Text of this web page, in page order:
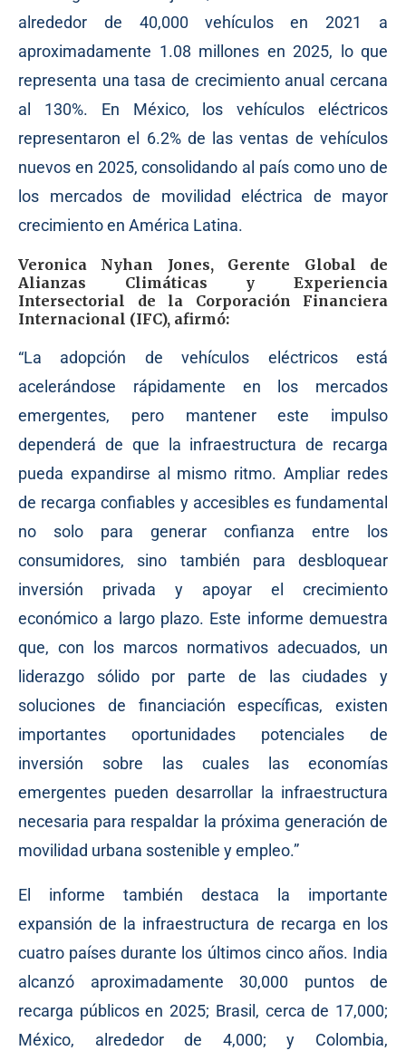
alrededor de 40,000 vehículos en 2021 a
aproximadamente 1.08 millones en 2025, lo que
representa una tasa de crecimiento anual cercana
al 130%. En México, los vehículos eléctricos
representaron el 6.2% de las ventas de vehículos
nuevos en 2025, consolidando al país como uno de
los mercados de movilidad eléctrica de mayor
crecimiento en América Latina.
Veronica Nyhan Jones, Gerente Global de
Alianzas Climáticas y Experiencia
Intersectorial de la Corporación Financiera
Internacional (IFC), afirmó:
“La adopción de vehículos eléctricos está
acelerándose rápidamente en los mercados
emergentes, pero mantener este impulso
dependerá de que la infraestructura de recarga
pueda expandirse al mismo ritmo. Ampliar redes
de recarga confiables y accesibles es fundamental
no solo para generar confianza entre los
consumidores, sino también para desbloquear
inversión privada y apoyar el crecimiento
económico a largo plazo. Este informe demuestra
que, con los marcos normativos adecuados, un
liderazgo sólido por parte de las ciudades y
soluciones de financiación específicas, existen
importantes oportunidades potenciales de
inversión sobre las cuales las economías
emergentes pueden desarrollar la infraestructura
necesaria para respaldar la próxima generación de
movilidad urbana sostenible y empleo.”
El informe también destaca la importante
expansión de la infraestructura de recarga en los
cuatro países durante los últimos cinco años. India
alcanzó aproximadamente 30,000 puntos de
recarga públicos en 2025; Brasil, cerca de 17,000;
México, alrededor de 4,000; y Colombia,